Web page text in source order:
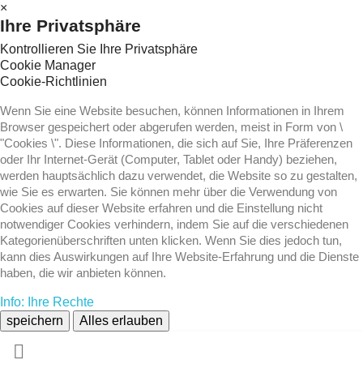
×
Ihre Privatsphäre
Kontrollieren Sie Ihre Privatsphäre
Cookie Manager
Cookie-Richtlinien
Wenn Sie eine Website besuchen, können Informationen in Ihrem
Browser gespeichert oder abgerufen werden, meist in Form von \
"Cookies \". Diese Informationen, die sich auf Sie, Ihre Präferenzen
oder Ihr Internet-Gerät (Computer, Tablet oder Handy) beziehen,
werden hauptsächlich dazu verwendet, die Website so zu gestalten,
wie Sie es erwarten. Sie können mehr über die Verwendung von
Cookies auf dieser Website erfahren und die Einstellung nicht
notwendiger Cookies verhindern, indem Sie auf die verschiedenen
Kategorienüberschriften unten klicken. Wenn Sie dies jedoch tun,
kann dies Auswirkungen auf Ihre Website-Erfahrung und die Dienste
haben, die wir anbieten können.
Info: Ihre Rechte
speichern
Alles erlauben
